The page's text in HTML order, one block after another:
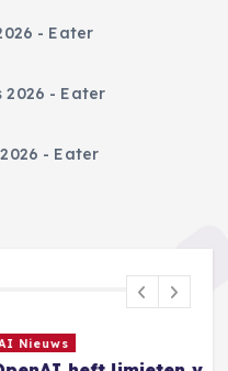
- Eater
2026 - Eater
- Eater